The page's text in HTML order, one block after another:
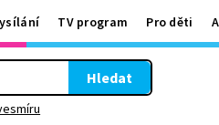
TV program Pro děti
Hledat